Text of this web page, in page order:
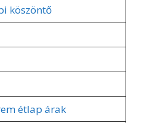
köszöntő
étlap árak